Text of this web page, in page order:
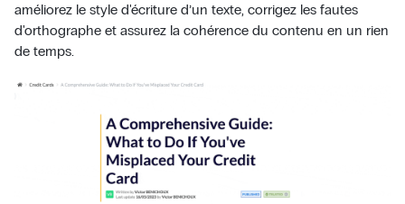
améliorez le style d'écriture d’un texte, corrigez les fautes
d'orthographe et assurez la cohérence du contenu en un rien
de temps.